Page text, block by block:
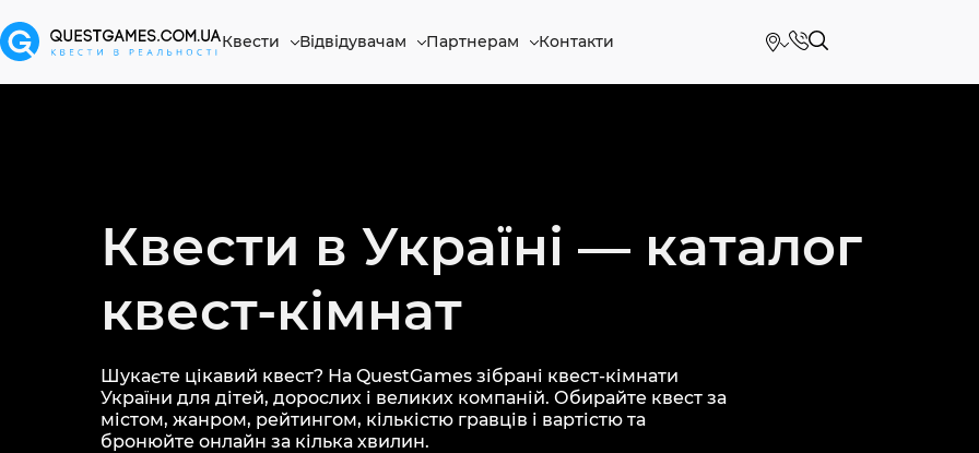
Квести Відвідувачам Партнерам Контакти
Квести в Україні — каталог
квест-кімнат
Шукаєте цікавий квест? На QuestGames зібрані квест-кімнати
України для дітей, дорослих і великих компаній. Обирайте квест за
містом, жанром, рейтингом, кількістю гравців і вартістю та
бронюйте онлайн за кілька хвилин.